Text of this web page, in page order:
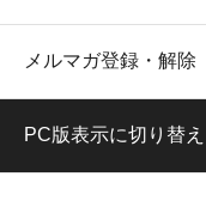
メルマガ登録・解除
PC版表示に切り替